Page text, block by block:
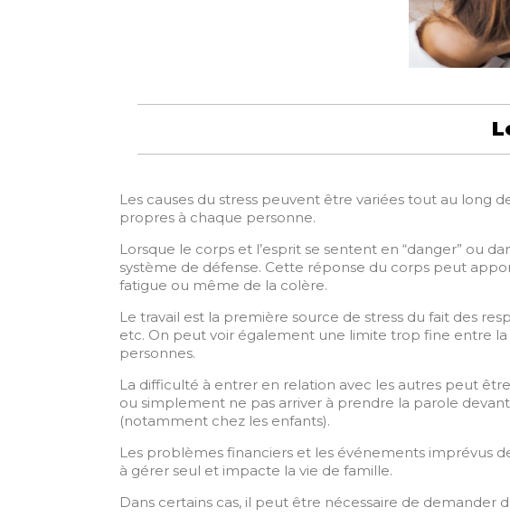
Les causes du stress peuvent être variées tout au long
propres à chaque personne.
Lorsque le corps et l’esprit se sentent en “danger” ou
système de défense. Cette réponse du corps peut
fatigue ou même de la colère.
Le travail est la première source de stress du fait des
etc. On peut voir également une limite trop fine entre
personnes.
La difficulté à entrer en relation avec les autres peut
ou simplement ne pas arriver à prendre la parole
(notamment chez les enfants).
Les problèmes financiers et les événements imprévus
à gérer seul et impacte la vie de famille.
Dans certains cas, il peut être nécessaire de demander